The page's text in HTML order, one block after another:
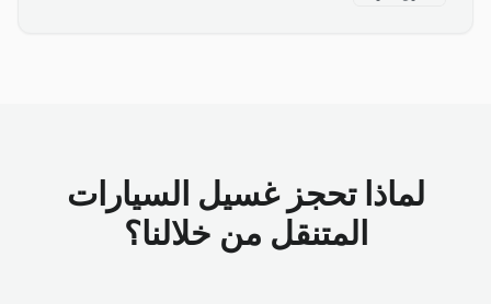
لماذا تحجز غسيل السيارات
المتنقل من خلالنا؟